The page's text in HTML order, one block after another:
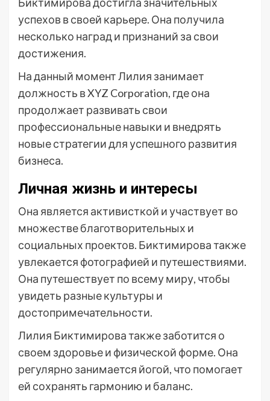
успехов в своей карьере. Она получила
несколько наград и признаний за свои
достижения.
На данный момент Лилия занимает
должность в XYZ Corporation, где она
продолжает развивать свои
профессиональные навыки и внедрять
новые стратегии для успешного развития
бизнеса.
Личная жизнь и интересы
Она является активисткой и участвует во
множестве благотворительных и
социальных проектов. Биктимирова также
увлекается фотографией и путешествиями.
Она путешествует по всему миру, чтобы
увидеть разные культуры и
достопримечательности.
Лилия Биктимирова также заботится о
своем здоровье и физической форме. Она
регулярно занимается йогой, что помогает
ей сохранять гармонию и баланс.